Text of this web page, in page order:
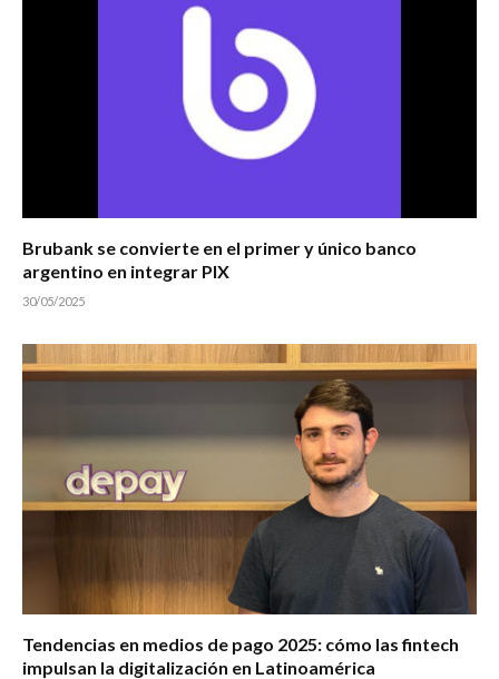
Brubank se convierte en el primer y único banco
argentino en integrar PIX
30/05/2025
Tendencias en medios de pago 2025: cómo las fintech
impulsan la digitalización en Latinoamérica